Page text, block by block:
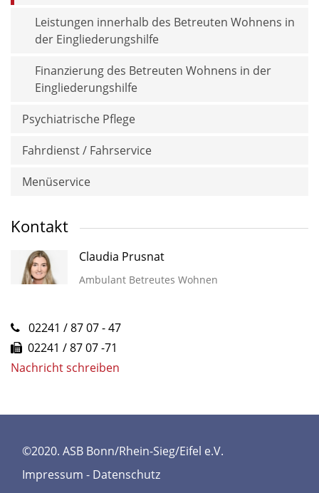
Leistungen innerhalb des Betreuten Wohnens in
der Eingliederungshilfe
Finanzierung des Betreuten Wohnens in der
Eingliederungshilfe
Psychiatrische Pflege
Fahrdienst / Fahrservice
Menüservice
Kontakt
Claudia Prusnat
Ambulant Betreutes Wohnen
02241 / 87 07 - 47
02241 / 87 07 -71
Nachricht schreiben
©2020. ASB Bonn/Rhein-Sieg/Eifel e.V.
Impressum - Datenschutz